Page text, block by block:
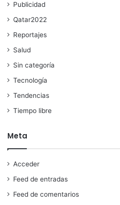
Publicidad
Qatar2022
Reportajes
Salud
Sin categoría
Tecnología
Tendencias
Tiempo libre
Meta
Acceder
Feed de entradas
Feed de comentarios